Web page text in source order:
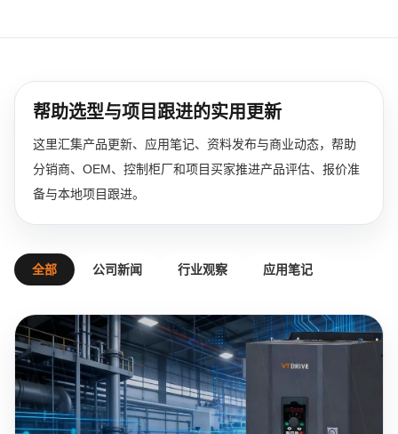
帮助选型与项目跟进的实用更新
这里汇集产品更新、应用笔记、资料发布与商业动态，帮助
分销商、OEM、控制柜厂和项目买家推进产品评估、报价准
备与本地项目跟进。
全部 公司新闻 行业观察 应用笔记